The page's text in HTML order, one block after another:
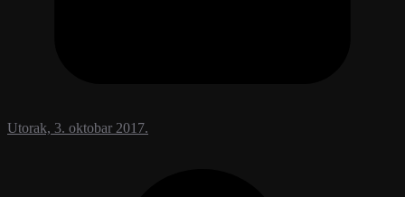
Utorak, 3. oktobar 2017.